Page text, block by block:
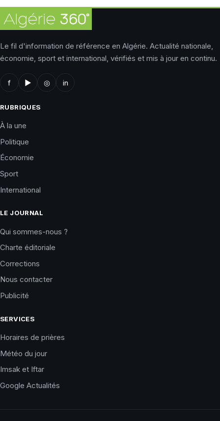
Le fil d'information de référence en Algérie. Actualité nationale,
économie, sport et international, vérifiés et mis à jour en continu.
f ▶ ◎ in
RUBRIQUES
À la une
Politique
Économie
Sport
International
LE JOURNAL
Qui sommes-nous ?
Charte éditoriale
Corrections
Nous contacter
Publicité
SERVICES
Horaires de prières
Météo du jour
Imsak et Iftar
Google Actualités